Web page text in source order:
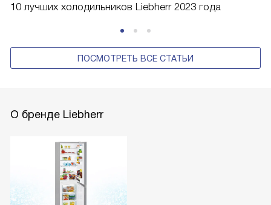
10 лучших холодильников Liebherr 2023 года
ПОСМОТРЕТЬ ВСЕ СТАТЬИ
О бренде Liebherr